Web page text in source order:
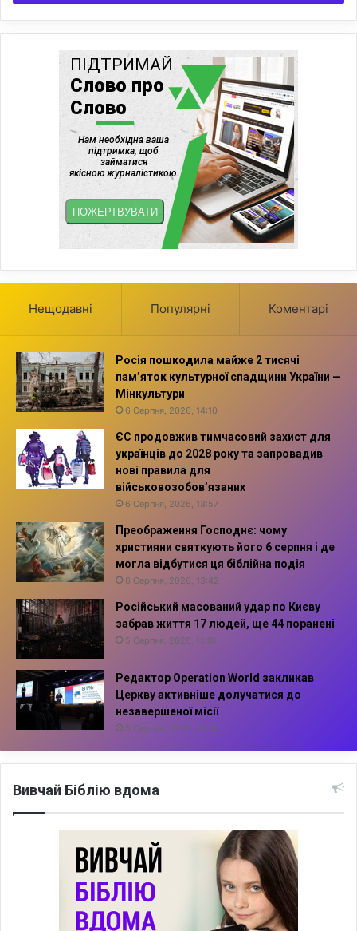
Нещодавні Популярні Коментарі
Росія пошкодила майже 2 тисячі
пам’яток культурної спадщини України —
Мінкультури
6 Серпня, 2026, 14:10
ЄС продовжив тимчасовий захист для
українців до 2028 року та запровадив
нові правила для
військовозобов’язаних
6 Серпня, 2026, 13:57
Преображення Господнє: чому
християни святкують його 6 серпня і де
могла відбутися ця біблійна подія
6 Серпня, 2026, 13:42
Російський масований удар по Києву
забрав життя 17 людей, ще 44 поранені
5 Серпня, 2026, 11:16
Редактор Operation World закликав
Церкву активніше долучатися до
незавершеної місії
5 Серпня, 2026, 10:14
Вивчай Біблію вдома